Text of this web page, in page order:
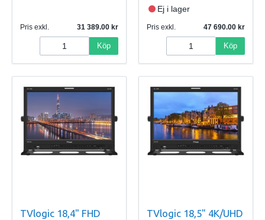
Pris exkl. 31 389.00
Köp
Ej i lager
Pris exkl. 47 690.00
Köp
TVlogic 18,4" FHD
TVlogic 18,5" 4K/UHD